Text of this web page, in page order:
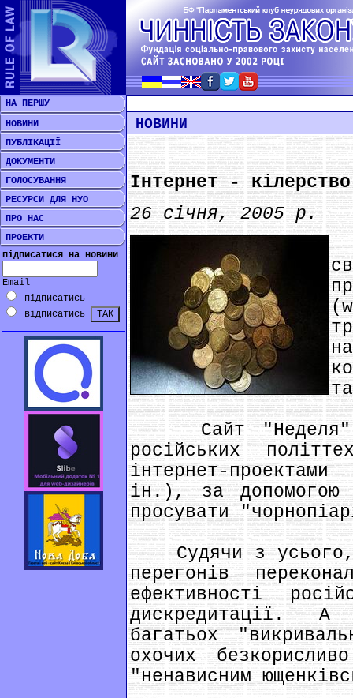
НА ПЕРШУ
НОВИНИ
ПУБЛІКАЦІЇ
ДОКУМЕНТИ
ГОЛОСУВАННЯ
РЕСУРСИ ДЛЯ НУО
ПРО НАС
ПРОЕКТИ
підписатися на новини
Email
підписатись
відписатись
НОВИНИ
Інтернет -
26 січня, 2005 р.
Сайт "Неделя"
російських
інтернет-
ін.), за допомогою
просувати
Судячи з усього,
перегонів
ефективності
дискредитації.
багатьох
охочих
"ненависним